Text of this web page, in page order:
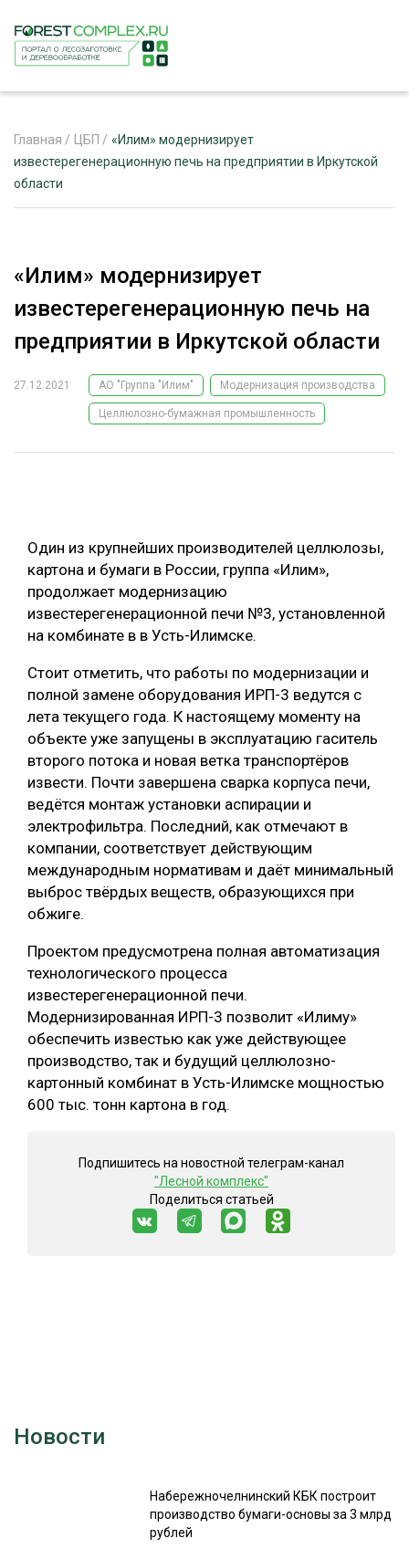
ЖУРНАЛ «ЛЕСНОЙ КОМПЛЕКС»
ЛЕСОЗАГОТОВКА
ЛОГИСТИКА
ПРОИЗВОДСТВО ДРЕВЕСНЫХ ПЛИТ
ЦБП
КОМПЛЕКСНАЯ ПЕРЕРАБОТКА
ЛЕСОПИЛЕНИЕ
ДЕРЕВЯННОЕ ДОМОСТРОЕНИЕ
БЕЗОПАСНОЕ ПРОИЗВОДСТВО
СОРТИРОВКА ДРЕВЕСИНЫ
СУШКА ДРЕВЕСИНЫ
МЕБЕЛЬНОЕ ПРОИЗВОДСТВО
ЭКСПЕРТНОЕ МНЕНИЕ
Главная / ЦБП / «Илим» модернизирует
известерегенерационную печь на предприятии в Иркутской
области
«Илим» модернизирует
известерегенерационную печь на
предприятии в Иркутской области
27.12.2021 АО "Группа "Илим" Модернизация производства
Целлюлозно-бумажная промышленность
Один из крупнейших производителей целлюлозы,
картона и бумаги в России, группа «Илим»,
продолжает модернизацию
известерегенерационной печи №3, установленной
на комбинате в в Усть-Илимске.
Стоит отметить, что работы по модернизации и
полной замене оборудования ИРП-3 ведутся с
лета текущего года. К настоящему моменту на
объекте уже запущены в эксплуатацию гаситель
второго потока и новая ветка транспортёров
извести. Почти завершена сварка корпуса печи,
ведётся монтаж установки аспирации и
электрофильтра. Последний, как отмечают в
компании, соответствует действующим
международным нормативам и даёт минимальный
выброс твёрдых веществ, образующихся при
обжиге.
Проектом предусмотрена полная автоматизация
технологического процесса
известерегенерационной печи.
Модернизированная ИРП-3 позволит «Илиму»
обеспечить известью как уже действующее
производство, так и будущий целлюлозно-
картонный комбинат в Усть-Илимске мощностью
600 тыс. тонн картона в год.
Подпишитесь на новостной телеграм-канал
"Лесной комплекс"
Поделиться статьей
Новости
Набережночелнинский КБК построит
производство бумаги-основы за 3 млрд
рублей